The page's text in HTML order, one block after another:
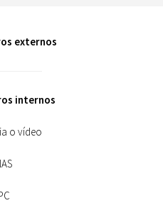
externos
internos
o vídeo